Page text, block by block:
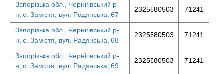
Запорізька обл., Чернігівський р-
н, с. Замістя, вул. Радянська, 67
2325580503 71241
Запорізька обл., Чернігівський р-
н, с. Замістя, вул. Радянська, 68
2325580503 71241
Запорізька обл., Чернігівський р-
н, с. Замістя, вул. Радянська, 69
2325580503 71241